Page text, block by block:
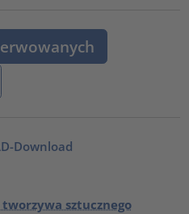
Download
tworzywa sztucznego